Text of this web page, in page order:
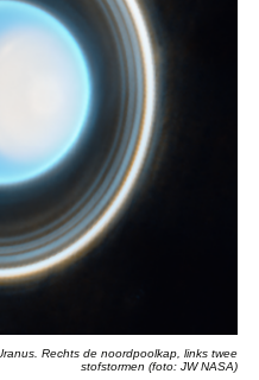
Rechts de noordpoolkap, links twee
stofstormen (foto: JW NASA)